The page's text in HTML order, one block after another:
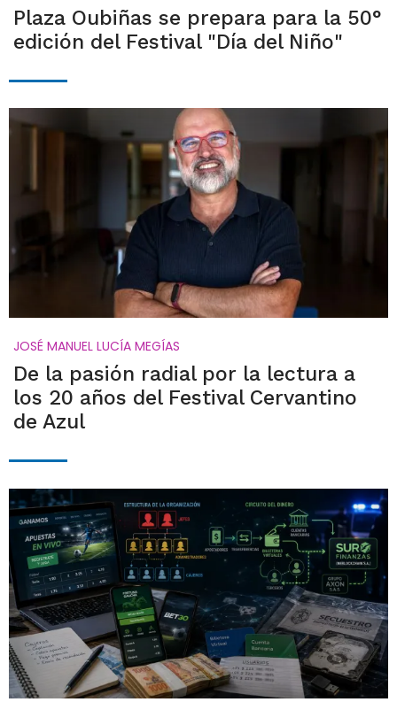
Plaza Oubiñas se prepara para la 50°
edición del Festival "Día del Niño"
JOSÉ MANUEL LUCÍA MEGÍAS
De la pasión radial por la lectura a
los 20 años del Festival Cervantino
de Azul